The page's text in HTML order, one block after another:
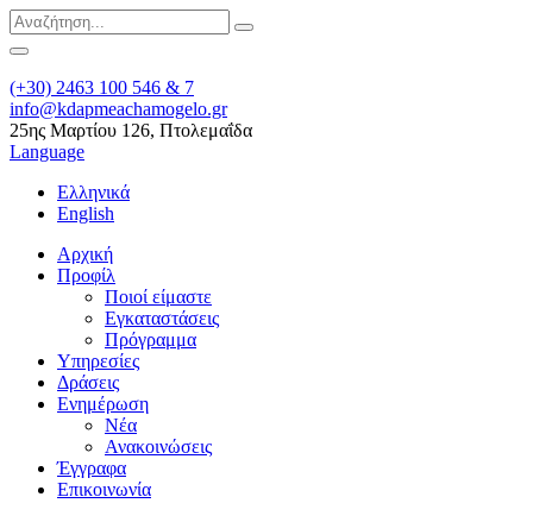
(+30) 2463 100 546 & 7
info@kdapmeachamogelo.gr
25ης Μαρτίου 126, Πτολεμαΐδα
Language
Ελληνικά
English
Αρχική
Προφίλ
Ποιοί είμαστε
Εγκαταστάσεις
Πρόγραμμα
Υπηρεσίες
Δράσεις
Ενημέρωση
Νέα
Ανακοινώσεις
Έγγραφα
Επικοινωνία